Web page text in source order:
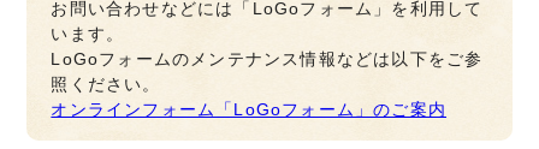
お問い合わせなどには「LoGoフォーム」を利用して
います。
LoGoフォームのメンテナンス情報などは以下をご参
照ください。
オンラインフォーム「LoGoフォーム」のご案内